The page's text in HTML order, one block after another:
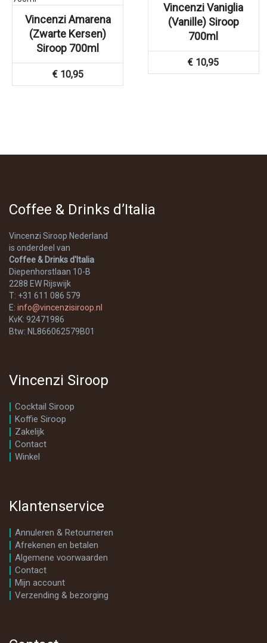
Vincenzi Amarena
(Zwarte Kersen)
Siroop 700ml
€10,95
Vincenzi Vaniglia
(Vanille) Siroop
700ml
€ 10,95
Coffee & Drinks d’Italia
Vincenzi Siroop Nederland
is onderdeel van
Coffee & Drinks d'Italia
Diepenhorstlaan 10-B
2288 EW Rijswijk
T: +31 611 086 579
E: info@vincenzisiroop.nl
KvK: 92471986
Btw: NL866062579B01
Vincenzi Siroop
Cocktail Siroop
Koffie Siroop
Zakelijk
Contact
Winkel
Klantenservice
Annuleren & Retourneren
Afrekenen en betalen
Algemene voorwaarden
Contact
Mijn account
Verzending & bezorging